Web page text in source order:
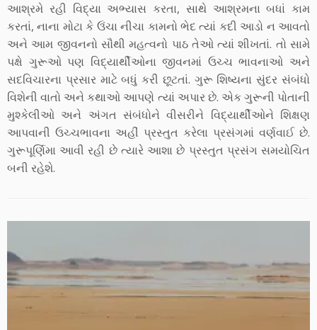
આશ્રમે રહી વિદ્યા અભ્યાસ કરતા, સાથે આશ્રમના બધાં કામ
કરતાં, નાના મોટા કે ઉંચા નીચા કામનો ભેદ ત્યાં કદી આડો ન આવતો
અને આમ જીવનનો સૌથી મહત્વનો પાઠ તેઓ ત્યાં શીખતાં. તો સામે
પક્ષે ગુરૂઓ પણ વિદ્યાર્થીઓના જીવનમાં ઉચ્ચ ભાવનાઓ અને
સદવિચારના પ્રસાર માટે બધું કરી છૂટતાં. ગુરૂ શિષ્યના સુંદર સંબંધો
વિશેની વાતો અને કથાઓ આપણે ત્યાં અપાર છે. એક ગુરૂની પોતાની
મુશ્કેલીઓ અને અંગત સંબંધોને વીસરીને વિદ્યાર્થીઓને શિક્ષણ
આપવાની ઉચ્ચભાવના અહીં પ્રસ્તુત કરેલા પ્રસંગમાં વર્ણવાઈ છે.
ગુરૂપૂર્ણિમા આવી રહી છે ત્યારે આશા છે પ્રસ્તુત પ્રસંગ સમયોચિત
બની રહેશે.